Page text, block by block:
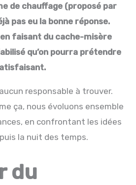
de chauffage (proposé par
pas eu la bonne réponse.
en faisant du cache-misère
qu’on pourra prétendre
responsable à trouver.
ça, nous évoluons ensemble
en confrontant les idées
la nuit des temps.
du